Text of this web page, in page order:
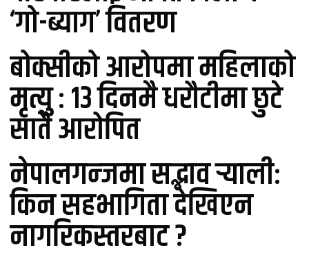
‘गो-ब्याग’ वितरण
बोक्सीको आरोपमा महिलाको
मृत्यु : १३ दिनमै धरौटीमा छुटे
सातै आरोपित
नेपालगन्जमा सद्भाव र्‍यालीः
किन सहभागिता देखिएन
नागरिकस्तरबाट ?